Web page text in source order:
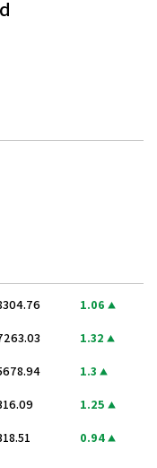
1.06
1.32
1.3
1.25
0.94